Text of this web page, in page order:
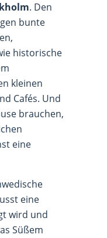
. Den
bunte
historische
kleinen
Cafés. Und
brauchen,
eine
eine
wird und
Süßem